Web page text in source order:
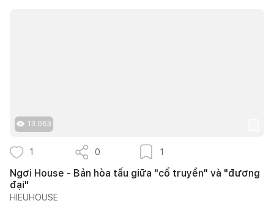
13.063
1 0 1
Ngơi House - Bản hòa tấu giữa "cổ truyền" và "đương
đại"
HIEUHOUSE